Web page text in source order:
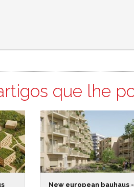
que lhe
New european bauhaus